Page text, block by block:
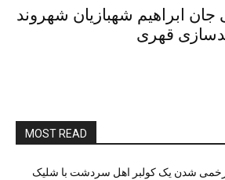
جان ابراهیم شهبازیان شهروند
قهری
MOST READ
شدن یک کولبر اهل سردشت با شلیک